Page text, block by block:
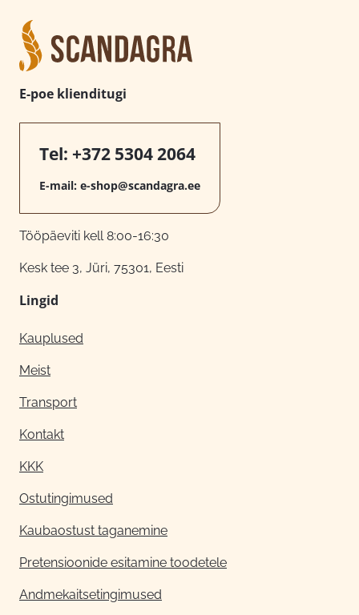
E-poe klienditugi
Tel: +372 5304 2064
E-mail: e-shop@scandagra.ee
Tööpäeviti kell 8:00-16:30
Kesk tee 3, Jüri, 75301, Eesti
Lingid
Kauplused
Meist
Transport
Kontakt
KKK
Ostutingimused
Kaubaostust taganemine
Pretensioonide esitamine toodetele
Andmekaitsetingimused